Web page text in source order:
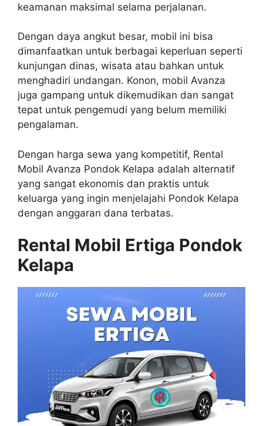
keamanan maksimal selama perjalanan.
Dengan daya angkut besar, mobil ini bisa
dimanfaatkan untuk berbagai keperluan seperti
kunjungan dinas, wisata atau bahkan untuk
menghadiri undangan. Konon, mobil Avanza
juga gampang untuk dikemudikan dan sangat
tepat untuk pengemudi yang belum memiliki
pengalaman.
Dengan harga sewa yang kompetitif, Rental
Mobil Avanza Pondok Kelapa adalah alternatif
yang sangat ekonomis dan praktis untuk
keluarga yang ingin menjelajahi Pondok Kelapa
dengan anggaran dana terbatas.
Rental Mobil Ertiga Pondok
Kelapa